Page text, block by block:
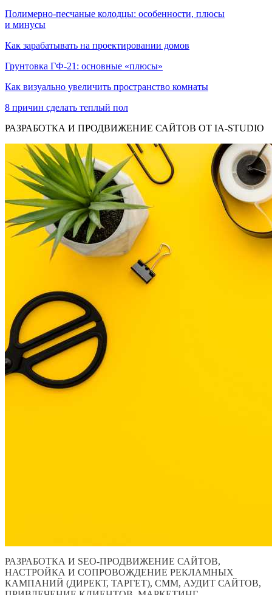
Полимерно-песчаные колодцы: особенности, плюсы
и минусы
Как зарабатывать на проектировании домов
Грунтовка ГФ-21: основные «плюсы»
Как визуально увеличить пространство комнаты
8 причин сделать теплый пол
РАЗРАБОТКА И ПРОДВИЖЕНИЕ САЙТОВ ОТ IA-STUDIO
РАЗРАБОТКА И SEO-ПРОДВИЖЕНИЕ САЙТОВ,
НАСТРОЙКА И СОПРОВОЖДЕНИЕ РЕКЛАМНЫХ
КАМПАНИЙ (ДИРЕКТ, ТАРГЕТ), СММ, АУДИТ САЙТОВ,